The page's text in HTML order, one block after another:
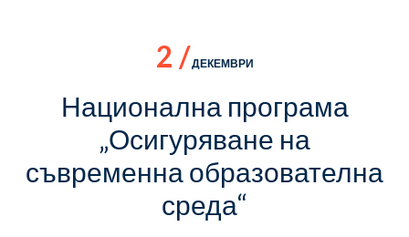
2 /ДЕКЕМВРИ
Национална програма
„Осигуряване на
съвременна образователна
среда“